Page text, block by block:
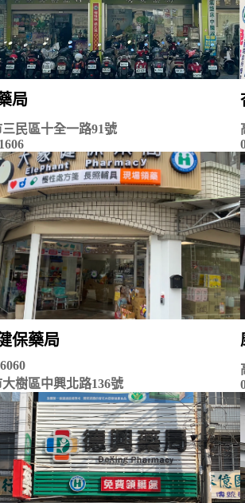
局
民區十全一路91號
保藥局
樹區中興北路136號